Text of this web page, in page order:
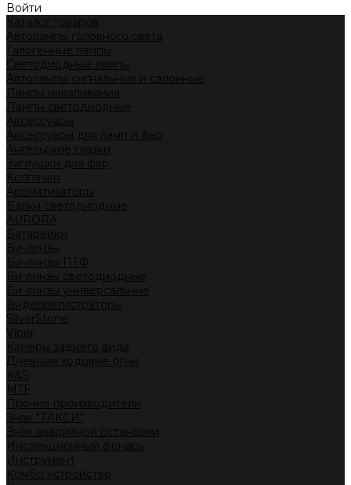
Войти
Каталог товаров
Автолампы головного света
Галогенные лампы
Светодиодные лампы
Автолампы сигнальные и салонные
Лампы накаливания
Лампы светодиодные
Аксессуары
Аксессуары для ламп и фар
Ангельские глазки
Заглушки для фар
Колпачки
Ароматизаторы
Балки светодиодные
AURORA
Батарейки
Би-линзы
Би-линзы ПТФ
Би-линзы светодиодные
Би-линзы универсальные
Видеорегистраторы
SilverStone
Viper
Камеры заднего вида
Дневные ходовые огни
K&S
MTF
Прочие производители
Знак "ТАКСИ"
Знак аварийной остановки
Инспекционный фонарь
Инструмент
Комбо устройство